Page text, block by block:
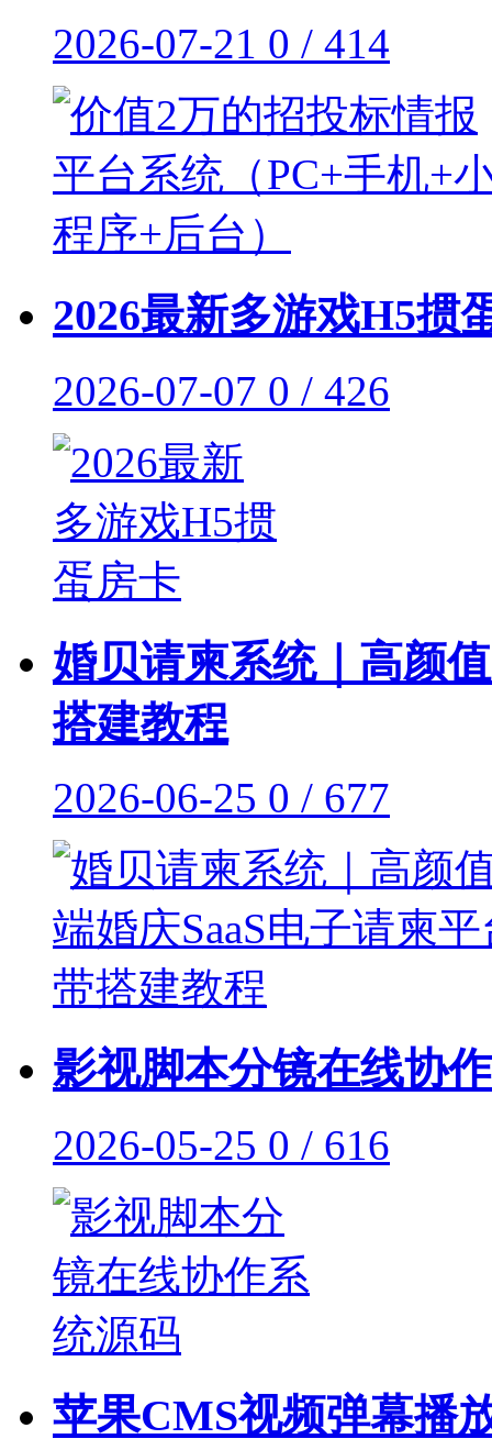
2026-07-21 0 / 414
2026最新多游戏H5掼
2026-07-07 0 / 426
婚贝请柬系统｜高颜
搭建教程
2026-06-25 0 / 677
影视脚本分镜在线协
2026-05-25 0 / 616
苹果CMS视频弹幕播